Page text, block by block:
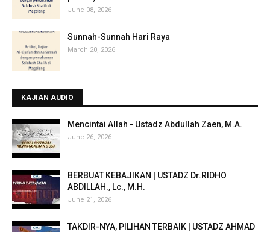
June 08, 2026
Sunnah-Sunnah Hari Raya
March 20, 2026
KAJIAN AUDIO
Mencintai Allah - Ustadz Abdullah Zaen, M.A.
June 26, 2026
BERBUAT KEBAJIKAN | USTADZ Dr.RIDHO
ABDILLAH., Lc., M.H.
June 21, 2026
TAKDIR-NYA, PILIHAN TERBAIK | USTADZ AHMAD